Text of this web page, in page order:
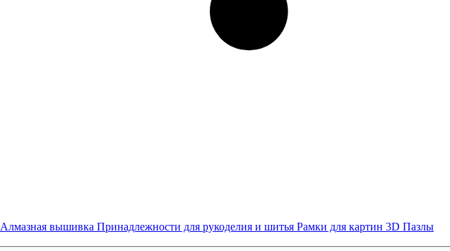
Алмазная вышивка Принадлежности для рукоделия и шитья Рамки для картин 3D Пазлы